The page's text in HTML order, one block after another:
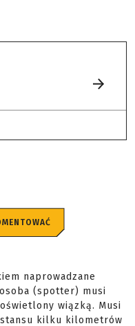
naprowadzane
(spotter) musi
wiązką. Musi
kilku kilometrów